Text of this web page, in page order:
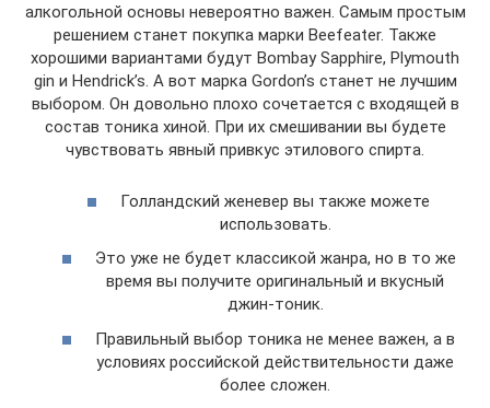
алкогольной основы невероятно важен. Самым простым
решением станет покупка марки Beefeater. Также
хорошими вариантами будут Bombay Sapphire, Plymouth
gin и Hendrick’s. А вот марка Gordon’s станет не лучшим
выбором. Он довольно плохо сочетается с входящей в
состав тоника хиной. При их смешивании вы будете
чувствовать явный привкус этилового спирта.
Голландский женевер вы также можете
использовать.
Это уже не будет классикой жанра, но в то же
время вы получите оригинальный и вкусный
джин-тоник.
Правильный выбор тоника не менее важен, а в
условиях российской действительности даже
более сложен.